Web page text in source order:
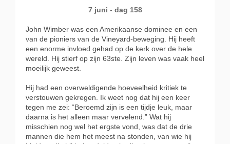
7 juni - dag 158
John Wimber was een Amerikaanse dominee en een
van de pioniers van de Vineyard-beweging. Hij heeft
een enorme invloed gehad op de kerk over de hele
wereld. Hij stierf op zijn 63ste. Zijn leven was vaak heel
moeilijk geweest.
Hij had een overweldigende hoeveelheid kritiek te
verstouwen gekregen. Ik weet nog dat hij een keer
tegen me zei: “Beroemd zijn is een tijdje leuk, maar
daarna is het alleen maar vervelend.” Wat hij
misschien nog wel het ergste vond, was dat de drie
mannen die hem het meest na stonden, van wie hij